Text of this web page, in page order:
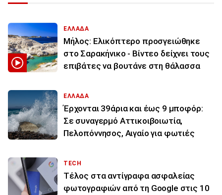
ΕΛΛΑΔΑ
Μήλος: Ελικόπτερο προσγειώθηκε
στο Σαρακήνικο - Βίντεο δείχνει τους
επιβάτες να βουτάνε στη θάλασσα
ΕΛΛΑΔΑ
Έρχονται 39άρια και έως 9 μποφόρ:
Σε συναγερμό Αττικοιβοιωτία,
Πελοπόννησος, Αιγαίο για φωτιές
TECH
Τέλος στα αντίγραφα ασφαλείας
φωτογραφιών από τη Google στις 10